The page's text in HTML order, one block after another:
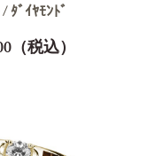
ﾀﾞｲﾔﾓﾝﾄﾞ
（税込）